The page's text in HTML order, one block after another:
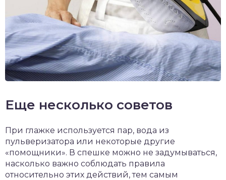
Еще несколько советов
При глажке используется пар, вода из
пульверизатора или некоторые другие
«помощники». В спешке можно не задумываться,
насколько важно соблюдать правила
относительно этих действий, тем самым